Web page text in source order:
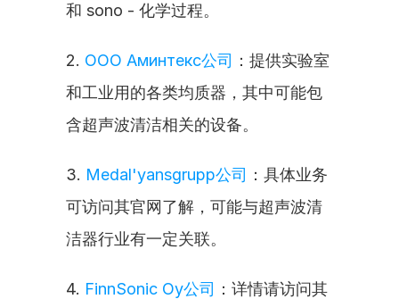
和 sono - 化学过程。
2. ООО Аминтекс公司 ：提供实验室
和工业用的各类均质器，其中可能包
含超声波清洁相关的设备。
3. Medal'yansgrupp公司 ：具体业务
可访问其官网了解，可能与超声波清
洁器行业有一定关联。
4. FinnSonic Oy公司 ：详情请访问其